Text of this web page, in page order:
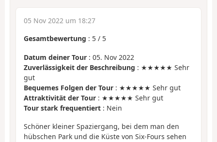
05 Nov 2022 um 18:27
Gesamtbewertung : 5 / 5
Datum deiner Tour : 05. Nov 2022
Zuverlässigkeit der Beschreibung : ★★★★★ Sehr
gut
Bequemes Folgen der Tour : ★★★★★ Sehr gut
Attraktivität der Tour : ★★★★★ Sehr gut
Tour stark frequentiert : Nein
Schöner kleiner Spaziergang, bei dem man den
hübschen Park und die Küste von Six-Fours sehen